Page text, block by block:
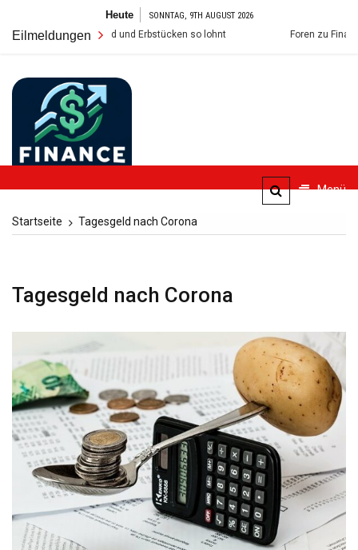
springen
Heute SONNTAG, 9TH AUGUST 2026
Eilmeldungen
von Altsand und Erbstücken so lohnt Foren zu
Finanzielle Bildung für alle Menü
Startseite Tagesgeld nach Corona
Tagesgeld nach Corona